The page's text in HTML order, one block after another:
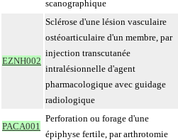
scanographique
EZNH002
Sclérose d'une lésion vasculaire
ostéoarticulaire d'un membre, par
injection transcutanée
intralésionnelle d'agent
pharmacologique avec guidage
radiologique
PACA001
Perforation ou forage d'une
épiphyse fertile, par arthrotomie